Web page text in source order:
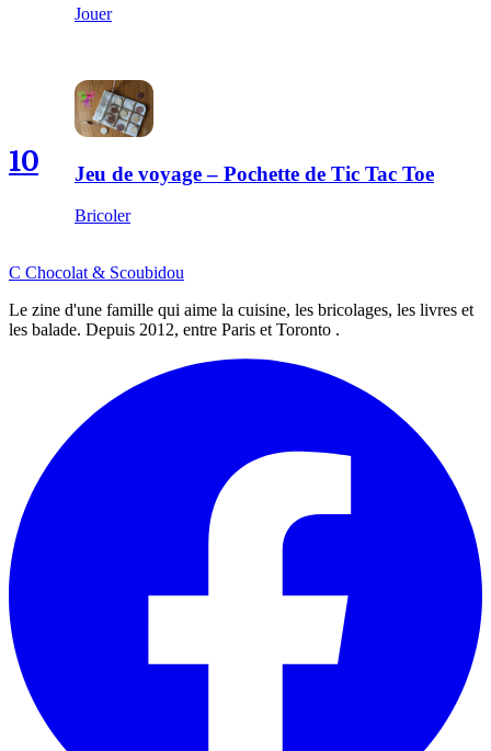
Jouer
10 Jeu de voyage – Pochette de Tic Tac Toe
Bricoler
C Chocolat & Scoubidou
Le zine d'une famille qui aime la cuisine, les bricolages, les livres et
les balade. Depuis 2012, entre Paris et Toronto .